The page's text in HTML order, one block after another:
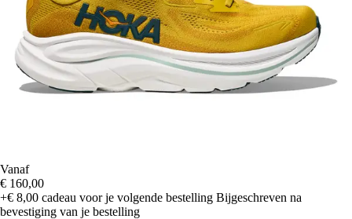
Vanaf
€ 160,00
+€ 8,00 cadeau voor je volgende bestelling Bijgeschreven na
bevestiging van je bestelling